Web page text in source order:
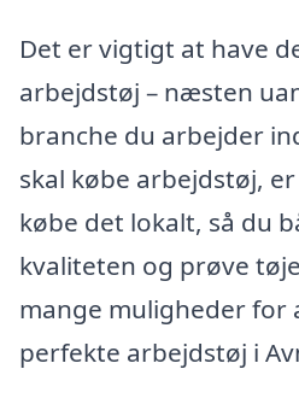
Det er vigtigt at have
arbejdstøj – næsten
branche du arbejder
skal købe arbejdstøj,
købe det lokalt, så du
kvaliteten og prøve
mange muligheder for
perfekte arbejdstøj i